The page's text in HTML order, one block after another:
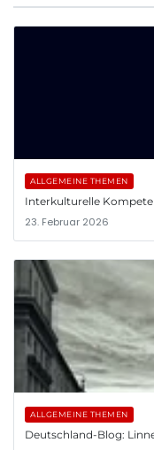
ALLGEMEINE THEMEN
Interkulturelle
23. Februar 2026
ALLGEMEINE THEMEN
Deutschland-Blog: